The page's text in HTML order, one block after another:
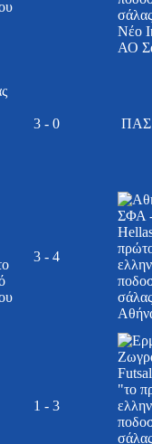
Νέο
ΑΟ
3 - 0 ΠΑΣ
3 - 4
1 - 3